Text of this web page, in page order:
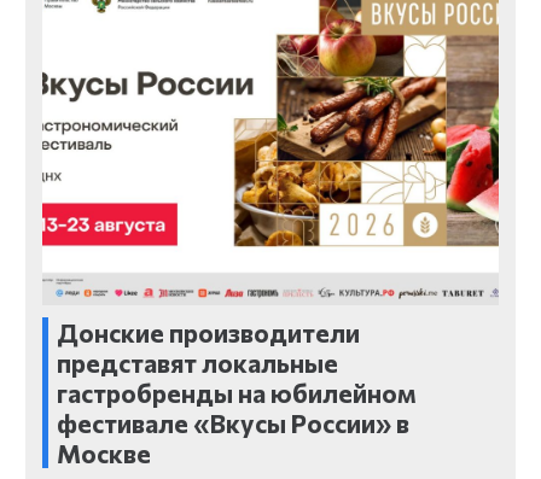
Донские производители
представят локальные
гастробренды на юбилейном
фестивале «Вкусы России» в
Москве